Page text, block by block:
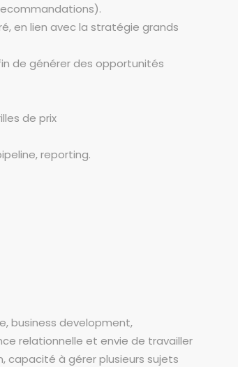
en lien avec la stratégie grands
de générer des opportunités
de prix
reporting.
business development,
relationnelle et envie de travailler
capacité à gérer plusieurs sujets